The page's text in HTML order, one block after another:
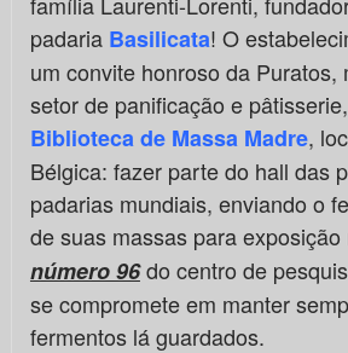
padaria Basilicata! O
um convite honroso da Puratos,
setor de panificação e
Biblioteca de Massa Madre,
Bélgica: fazer parte do hall das
padarias mundiais, enviando o
de suas massas para exposição
número 96do centro de
se compromete em manter
fermentos lá guardados.